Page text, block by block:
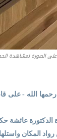
الصورة لمشاهدة
- على قاعة
عائشة
المكان